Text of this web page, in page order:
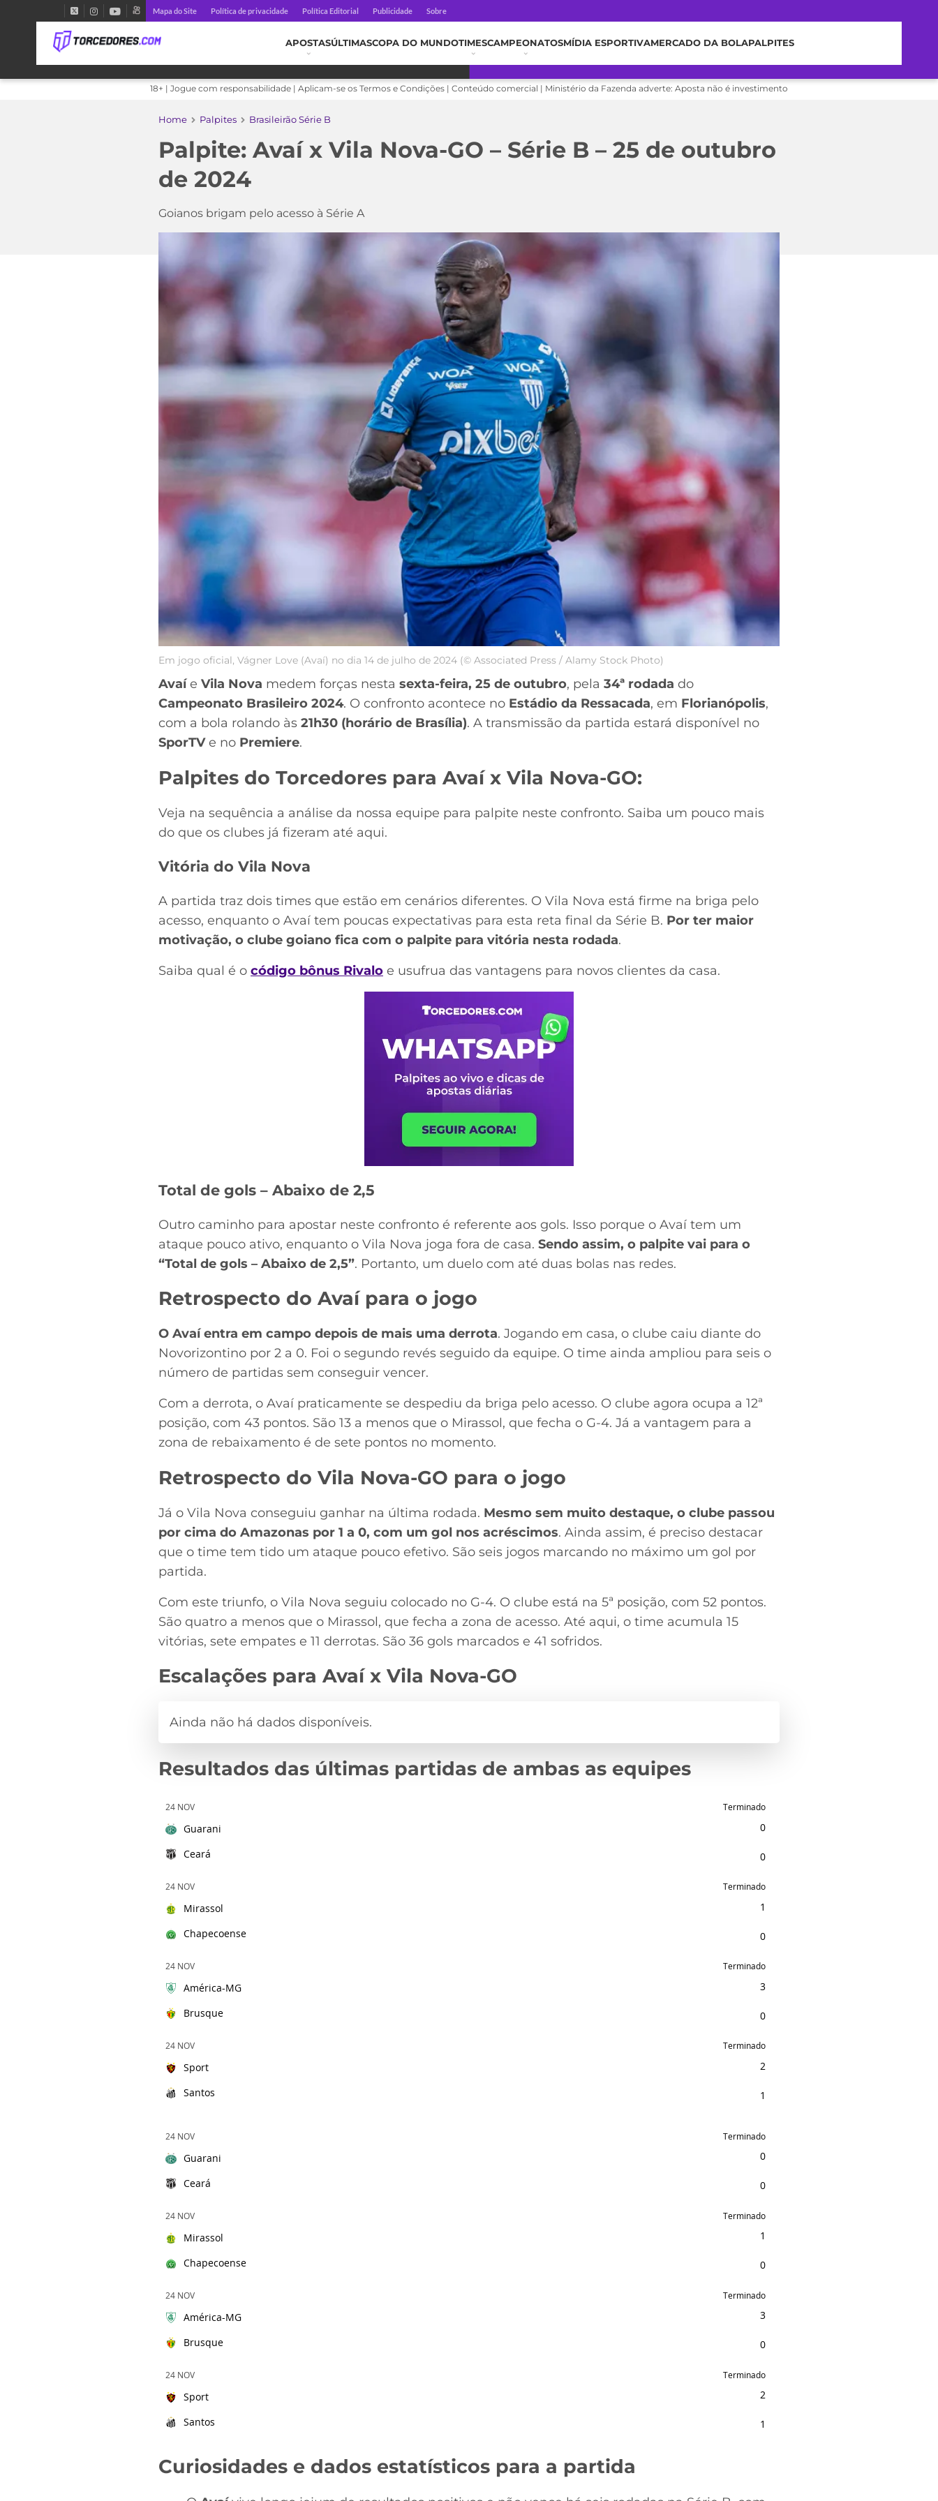
Mapa do Site Política de privacidade Política Editorial Publicidade Sobre
APOSTASÚLTIMASCOPA DO MUNDOTIMESCAMPEONATOSMÍDIA ESPORTIVAMERCADO DA BOLAPALPITES
18+ | Jogue com responsabilidade | Aplicam-se os Termos e Condições | Conteúdo comercial | Ministério da Fazenda adverte: Aposta não é investimento
Home Palpites Brasileirão Série B
Palpite: Avaí x Vila Nova-GO – Série B – 25 de outubro
de 2024
Goianos brigam pelo acesso à Série A
Em jogo oficial, Vágner Love (Avaí) no dia 14 de julho de 2024 (© Associated Press / Alamy Stock Photo)
Avaíe Vila Nova medem forças nesta sexta-feira, 25 de outubro, pela 34ª rodada do
Campeonato Brasileiro 2024. O confronto acontece no Estádio da Ressacada, em Florianópolis,
com a bola rolando às 21h30 (horário de Brasília). A transmissão da partida estará disponível no
SporTVe no Premiere.
Palpites do Torcedores para Avaí x Vila Nova-GO:
Veja na sequência a análise da nossa equipe para palpite neste confronto. Saiba um pouco mais
do que os clubes já fizeram até aqui.
Vitória do Vila Nova
A partida traz dois times que estão em cenários diferentes. O Vila Nova está firme na briga pelo
acesso, enquanto o Avaí tem poucas expectativas para esta reta final da Série B. Por ter maior
motivação, o clube goiano fica com o palpite para vitória nesta rodada.
Saiba qual é o código bônus Rivalo e usufrua das vantagens para novos clientes da casa.
Total de gols – Abaixo de 2,5
Outro caminho para apostar neste confronto é referente aos gols. Isso porque o Avaí tem um
ataque pouco ativo, enquanto o Vila Nova joga fora de casa. Sendo assim, o palpite vai para o
“Total de gols – Abaixo de 2,5”. Portanto, um duelo com até duas bolas nas redes.
Retrospecto do Avaí para o jogo
O Avaí entra em campo depois de mais uma derrota. Jogando em casa, o clube caiu diante do
Novorizontino por 2 a 0. Foi o segundo revés seguido da equipe. O time ainda ampliou para seis o
número de partidas sem conseguir vencer.
Com a derrota, o Avaí praticamente se despediu da briga pelo acesso. O clube agora ocupa a 12ª
posição, com 43 pontos. São 13 a menos que o Mirassol, que fecha o G-4. Já a vantagem para a
zona de rebaixamento é de sete pontos no momento.
Retrospecto do Vila Nova-GO para o jogo
Já o Vila Nova conseguiu ganhar na última rodada. Mesmo sem muito destaque, o clube passou
por cima do Amazonas por 1 a 0, com um gol nos acréscimos. Ainda assim, é preciso destacar
que o time tem tido um ataque pouco efetivo. São seis jogos marcando no máximo um gol por
partida.
Com este triunfo, o Vila Nova seguiu colocado no G-4. O clube está na 5ª posição, com 52 pontos.
São quatro a menos que o Mirassol, que fecha a zona de acesso. Até aqui, o time acumula 15
vitórias, sete empates e 11 derrotas. São 36 gols marcados e 41 sofridos.
Escalações para Avaí x Vila Nova-GO
Resultados das últimas partidas de ambas as equipes
24 NOV Terminado
Guarani
Ceará
0
0
24 NOV Terminado
Mirassol
Chapecoense
1
0
24 NOV Terminado
América-MG
Brusque
3
0
24 NOV Terminado
Sport
Santos
2
1
24 NOV Terminado
Guarani
Ceará
0
0
24 NOV Terminado
Mirassol
Chapecoense
1
0
24 NOV Terminado
América-MG
Brusque
3
0
24 NOV Terminado
Sport
Santos
2
1
Curiosidades e dados estatísticos para a partida